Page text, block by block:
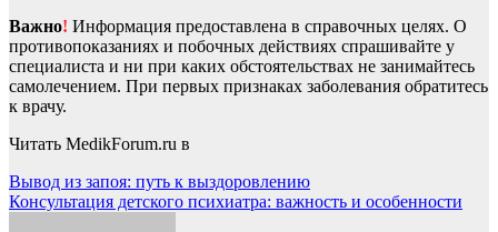
Важно! Информация предоставлена в справочных целях. О
противопоказаниях и побочных действиях спрашивайте у
специалиста и ни при каких обстоятельствах не занимайтесь
самолечением. При первых признаках заболевания обратитесь
к врачу.
Читать MedikForum.ru в
Навигация
по
Вывод из запоя: путь к выздоровлению
Консультация детского психиатра: важность и особенности